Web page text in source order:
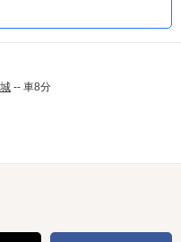
-- 車8分